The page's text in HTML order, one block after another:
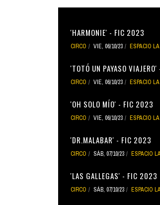
'HARMONIE' - FIC 2023
CIRCO VIE, 06/10/23 ESPACIO
'TOTÓ UN PAYASO
CIRCO VIE, 06/10/23 ESPACIO
'OH SOLO MÍO' - FIC 2023
CIRCO VIE, 06/10/23 ESPACIO
'DR.MALABAR' - FIC 2023
CIRCO SÁB, 07/10/23 ESPACIO
'LAS GALLEGAS' - FIC 2023
CIRCO SÁB, 07/10/23 ESPACIO